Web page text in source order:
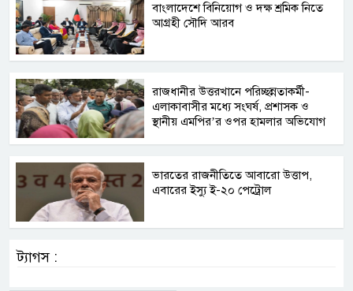
বাংলাদেশে বিনিয়োগ ও দক্ষ শ্রমিক নিতে
আগ্রহী সৌদি আরব
রাজধানীর উত্তরখানে পরিচ্ছন্নতাকর্মী-
এলাকাবাসীর মধ্যে সংঘর্ষ, প্রশাসক ও
স্থানীয় এমপির’র ওপর হামলার অভিযোগ
ভারতের রাজনীতিতে আবারো উত্তাপ,
এবারের ইস্যু ই-২০ পেট্রোল
ট্যাগস :